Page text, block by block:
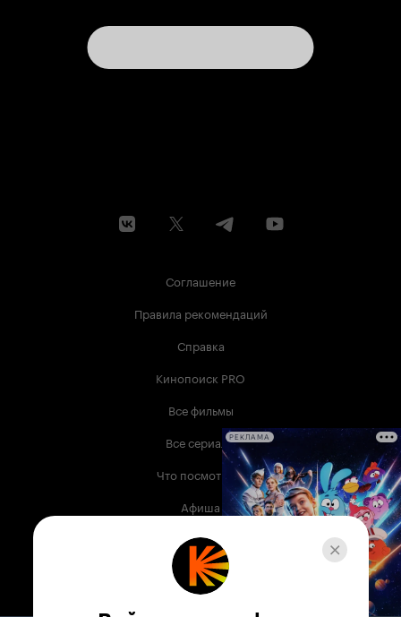
Соглашение
Правила рекомендаций
Справка
Кинопоиск PRO
Все фильмы
Все сериалы
Что посмотреть
Афиша
Музыка
Телепрограмма
РЕКЛАМА